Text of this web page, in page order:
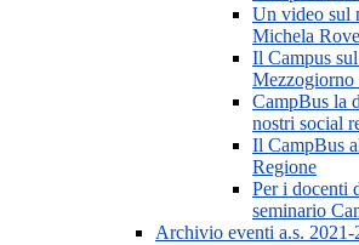
Un video sul
Michela
Il Campus
Mezzogiorno
CampBus la
nostri social
Il CampBus
Regione
Per i docenti
seminario
Archivio eventi a.s. 2021-